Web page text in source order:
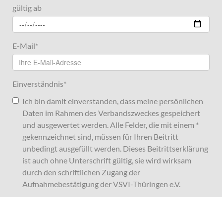
gültig ab
E-Mail*
Einverständnis*
Ich bin damit einverstanden, dass meine persönlichen
Daten im Rahmen des Verbandszweckes gespeichert
und ausgewertet werden. Alle Felder, die mit einem *
gekennzeichnet sind, müssen für Ihren Beitritt
unbedingt ausgefüllt werden. Dieses Beitrittserklärung
ist auch ohne Unterschrift gültig, sie wird wirksam
durch den schriftlichen Zugang der
Aufnahmebestätigung der VSVI-Thüringen e.V.